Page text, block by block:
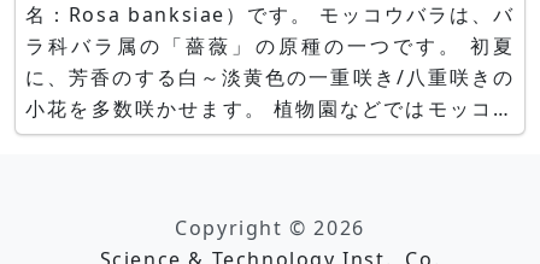
名：Rosa banksiae）です。 モッコウバラは、バ
ラ科バラ属の「薔薇」の原種の一つです。 初夏
に、芳香のする白～淡黄色の一重咲き/八重咲きの
小花を多数咲かせます。 植物園などではモッコウ
バラをフェンスに巻き付けたアーチのトンネルが作
Copyright © 2026